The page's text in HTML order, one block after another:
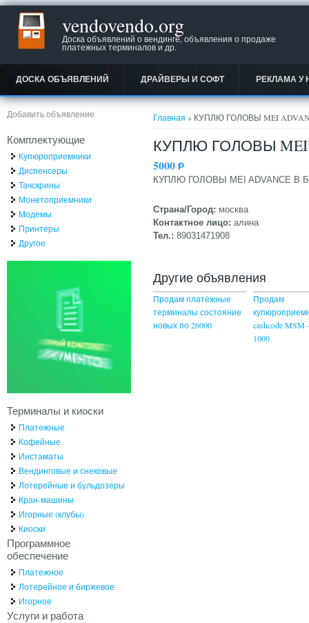
vendovendo.org
Доска объявлений о вендинге, объявления о продаже
платежных терминалов и др.
ДОСКА ОБЪЯВЛЕНИЙ ДРАЙВЕРЫ И СОФТ РЕКЛАМА У
Вы здесь
Главная » КУПЛЮ ГОЛОВЫ MEI
КУПЛЮ ГОЛОВЫ
5000Ᵽ
КУПЛЮ ГОЛОВЫ MEI ADVANCE
Страна/Город: москва
Контактное лицо: алина
Тел.: 89031471908
Другие объявления
Продам платёжные
терминалы состояние
новых по 26000
Продам
cashcode MSM
1000
Добавить объявление
Комплектующие
Купюроприемники
Диспенсеры
Тачскрины
Монетоприемники
Модемы
Принтеры
Другое
Терминалы и киоски
Платежные
Кофейные
Инстаматы
Вендинговые и снековые
Лотерейные и бульдозеры
Кран-машины
Игорные (клубы)
Киоски
Программное
обеспечение
Платежное
Лотерейное и биржевое
Игорное
Услуги и работа